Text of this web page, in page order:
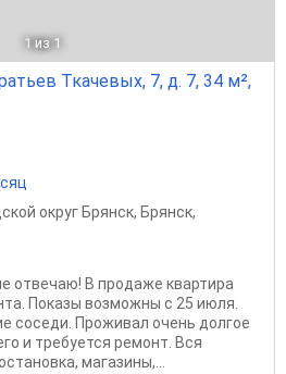
1 из 1
Ткачевых, 7, д. 7, 34 м²,
округ Брянск, Брянск,
отвечаю! В продаже квартира
Показы возможны с 25 июля.
соседи. Проживал очень долгое
и требуется ремонт. Вся
магазины,...